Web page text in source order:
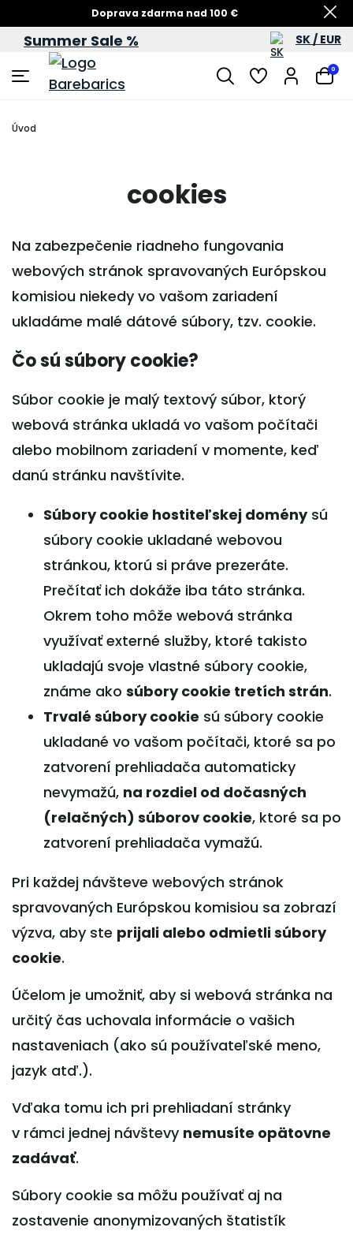
Doprava zdarma nad 100 €
Summer Sale – zľavy až do 60 %
Summer Sale % SK / EUR
0
Úvod
cookies
Na zabezpečenie riadneho fungovania
webových stránok spravovaných Európskou
komisiou niekedy vo vašom zariadení
ukladáme malé dátové súbory, tzv. cookie.
Čo sú súbory cookie?
Súbor cookie je malý textový súbor, ktorý
webová stránka ukladá vo vašom počítači
alebo mobilnom zariadení v momente, keď
danú stránku navštívite.
Súbory cookie hostiteľskej doménysú
súbory cookie ukladané webovou
stránkou, ktorú si práve prezeráte.
Prečítať ich dokáže iba táto stránka.
Okrem toho môže webová stránka
využívať externé služby, ktoré takisto
ukladajú svoje vlastné súbory cookie,
známe ako súbory cookie tretích strán.
Trvalé súbory cookie sú súbory cookie
ukladané vo vašom počítači, ktoré sa po
zatvorení prehliadača automaticky
nevymažú, na rozdiel od dočasných
(relačných) súborov cookie, ktoré sa po
zatvorení prehliadača vymažú.
Pri každej návšteve webových stránok
spravovaných Európskou komisiou sa zobrazí
výzva, aby ste prijali alebo odmietli súbory
cookie.
Účelom je umožniť, aby si webová stránka na
určitý čas uchovala informácie o vašich
nastaveniach (ako sú používateľské meno,
jazyk atď.).
Vďaka tomu ich pri prehliadaní stránky
v rámci jednej návštevy nemusíte opätovne
zadávať.
Súbory cookie sa môžu používať aj na
zostavenie anonymizovaných štatistík